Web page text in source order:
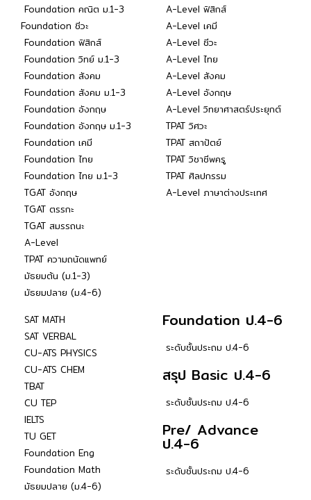
Foundation คณิต ม.1-3
Foundation ชีวะ
Foundation ฟิสิกส์
Foundation วิทย์ ม.1-3
Foundation สังคม
Foundation สังคม ม.1-3
Foundation อังกฤษ
Foundation อังกฤษ ม.1-3
Foundation เคมี
Foundation ไทย
Foundation ไทย ม.1-3
TGAT อังกฤษ
TGAT ตรรกะ
TGAT สมรรถนะ
A-Level
TPAT ความถนัดแพทย์
มัธยมต้น (ม.1-3)
มัธยมปลาย (ม.4-6)
A-Level ฟิสิกส์
A-Level เคมี
A-Level ชีวะ
A-Level ไทย
A-Level สังคม
A-Level อังกฤษ
A-Level วิทยาศาสตร์ประยุกต์
TPAT วิศวะ
TPAT สถาปัตย์
TPAT วิชาชีพครู
TPAT ศิลปกรรม
A-Level ภาษาต่างประเทศ
SAT MATH
SAT VERBAL
CU-ATS PHYSICS
CU-ATS CHEM
TBAT
CU TEP
IELTS
TU GET
Foundation Eng
Foundation Math
มัธยมปลาย (ม.4-6)
Foundation ป.4-6
ระดับชั้นประถม ป.4-6
สรุป Basic ป.4-6
ระดับชั้นประถม ป.4-6
Pre/ Advance
ป.4-6
ระดับชั้นประถม ป.4-6